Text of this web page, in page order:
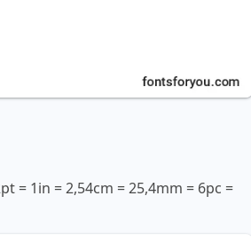
= 1in = 2,54cm = 25,4mm = 6pc =